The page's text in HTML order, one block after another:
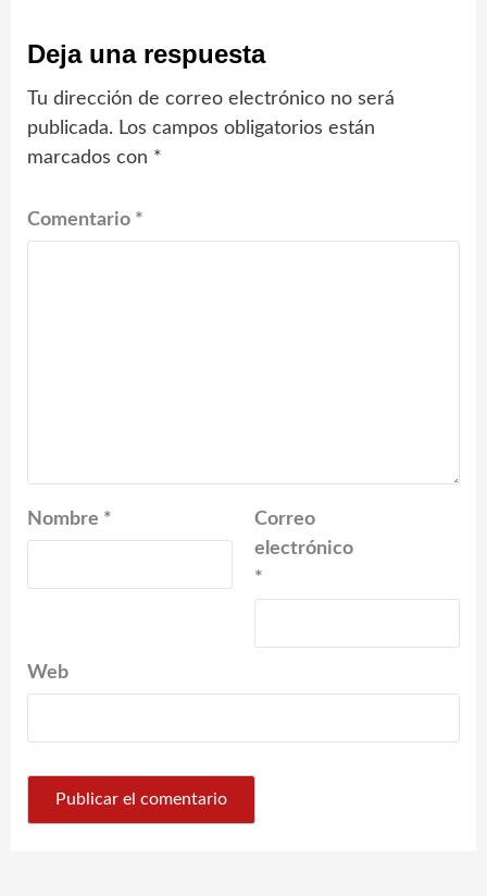
Deja una respuesta
Tu dirección de correo electrónico no será
publicada. Los campos obligatorios están
marcados con *
Comentario *
Nombre *
Correo
electrónico
*
Web